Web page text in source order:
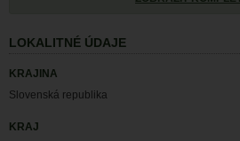
LOKALITNÉ ÚDAJE
KRAJINA
Slovenská republika
KRAJ